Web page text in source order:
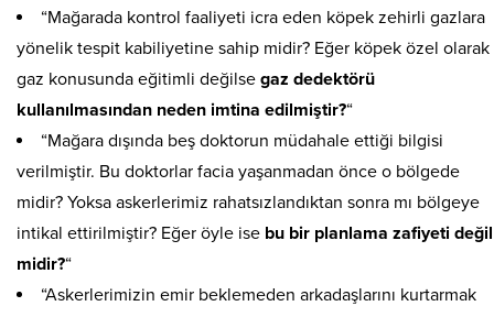
“Mağarada kontrol faaliyeti icra eden köpek zehirli gazlara
yönelik tespit kabiliyetine sahip midir? Eğer köpek özel olarak
gaz konusunda eğitimli değilse gaz dedektörü
kullanılmasından neden imtina edilmiştir?“
“Mağara dışında beş doktorun müdahale ettiği bilgisi
verilmiştir. Bu doktorlar facia yaşanmadan önce o bölgede
midir? Yoksa askerlerimiz rahatsızlandıktan sonra mı bölgeye
intikal ettirilmiştir? Eğer öyle ise bu bir planlama zafiyeti değil
midir?“
“Askerlerimizin emir beklemeden arkadaşlarını kurtarmak